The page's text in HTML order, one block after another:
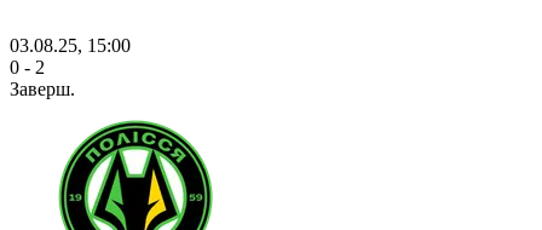
03.08.25, 15:00
0 - 2
Заверш.